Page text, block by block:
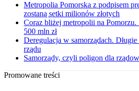
Metropolia Pomorska z podpisem
zostaną setki milionów złotych
Coraz bliżej metropolii na Pomorzu.
500 mln zł
Deregulacja w samorządach.
rządu
Samorządy, czyli poligon dla
Promowane treści